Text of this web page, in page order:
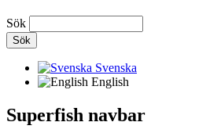
Sök
Svenska
English
Superfish navbar